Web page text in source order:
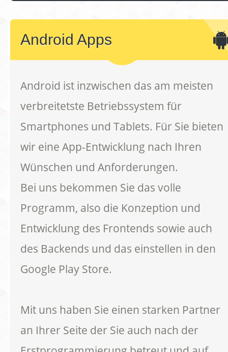
Android Apps
Android ist inzwischen das am meisten
verbreitetste Betriebssystem für
Smartphones und Tablets. Für Sie bieten
wir eine App-Entwicklung nach Ihren
Wünschen und Anforderungen.
Bei uns bekommen Sie das volle
Programm, also die Konzeption und
Entwicklung des Frontends sowie auch
des Backends und das einstellen in den
Google Play Store.
Mit uns haben Sie einen starken Partner
an Ihrer Seite der Sie auch nach der